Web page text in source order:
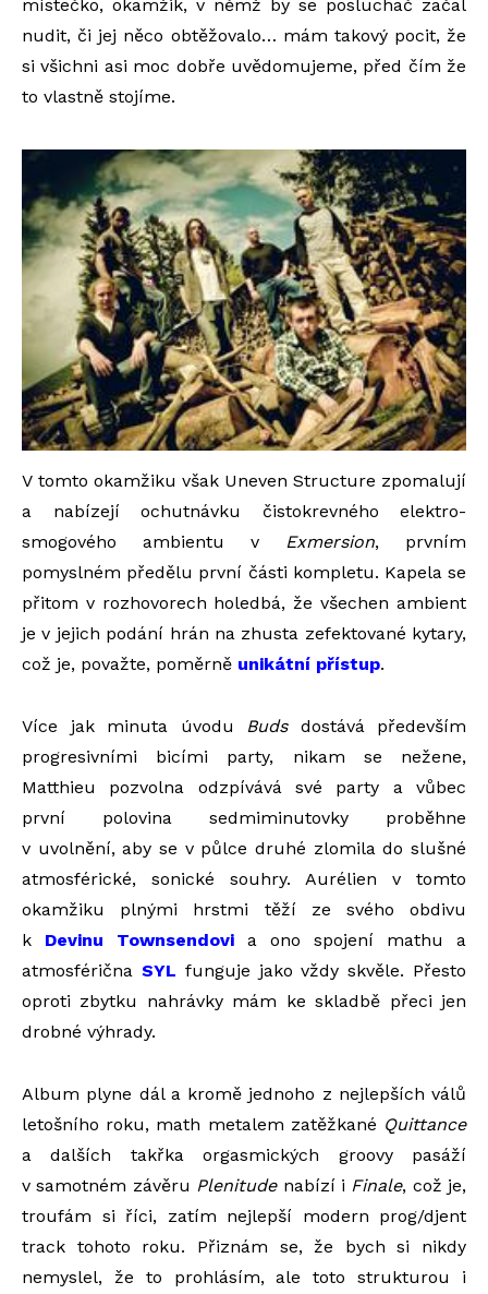
místečko, okamžik, v němž by se posluchač začal
nudit, či jej něco obtěžovalo… mám takový pocit, že
si všichni asi moc dobře uvědomujeme, před čím že
to vlastně stojíme.
V tomto okamžiku však Uneven Structure zpomalují
a nabízejí ochutnávku čistokrevného elektro-
smogového ambientu v Exmersion, prvním
pomyslném předělu první části kompletu. Kapela se
přitom v rozhovorech holedbá, že všechen ambient
je v jejich podání hrán na zhusta zefektované kytary,
což je, považte, poměrně unikátní přístup.
Více jak minuta úvodu Budsdostává především
progresivními bicími party, nikam se nežene,
Matthieu pozvolna odzpívává své party a vůbec
první polovina sedmiminutovky proběhne
v uvolnění, aby se v půlce druhé zlomila do slušné
atmosférické, sonické souhry. Aurélien v tomto
okamžiku plnými hrstmi těží ze svého obdivu
k Devinu Townsendovi a ono spojení mathu a
atmosférična SYL funguje jako vždy skvěle. Přesto
oproti zbytku nahrávky mám ke skladbě přeci jen
drobné výhrady.
Album plyne dál a kromě jednoho z nejlepších válů
letošního roku, math metalem zatěžkané Quittance
a dalších takřka orgasmických groovy pasáží
v samotném závěru Plenitudenabízí i Finale, což je,
troufám si říci, zatím nejlepší modern prog/djent
track tohoto roku. Přiznám se, že bych si nikdy
nemyslel, že to prohlásím, ale toto strukturou i